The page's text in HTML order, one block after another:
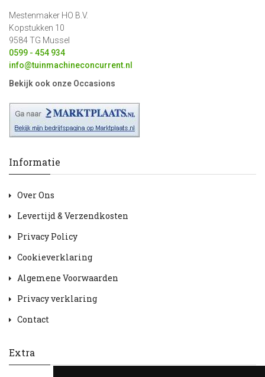
Mestenmaker HO B.V.
Kopstukken 10
9584 TG Mussel
0599 - 454 934
info@tuinmachineconcurrent.nl
Bekijk ook onze Occasions
Informatie
Over Ons
Levertijd & Verzendkosten
Privacy Policy
Cookieverklaring
Algemene Voorwaarden
Privacy verklaring
Contact
Extra